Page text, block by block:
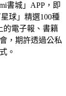
書城」APP，即
球」精選100種
的電子報、書籍
，期許透過公私
。